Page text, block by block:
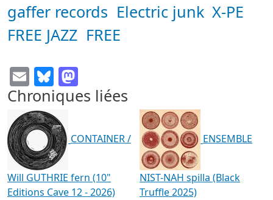
gaffer records Electric junk X-PE
FREE JAZZ FREE
EmailBluesky
Chroniques liées
CONTAINER /
Will GUTHRIE fern (10"
Editions Cave 12 - 2026)
ENSEMBLE
NIST-NAH spilla (Black
Truffle 2025)